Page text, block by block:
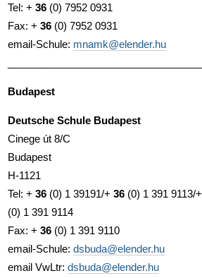
Tel: + 36(0) 7952 0931
Fax: + 36(0) 7952 0931
email-Schule: mnamk@elender.hu
Budapest
Deutsche Schule Budapest
Cinege út 8/C
Budapest
H-1121
Tel: + 36(0) 1 39191/+ 36(0) 1 391 9113/+
(0) 1 391 9114
Fax: + 36(0) 1 391 9110
email-Schule: dsbuda@elender.hu
email VwLtr: dsbuda@elender.hu